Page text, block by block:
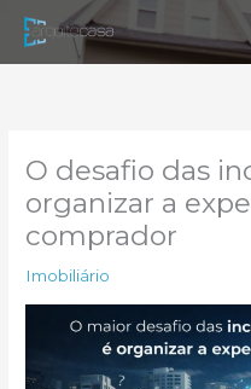
para
O desafio das
organizar a
comprador
Imobiliário